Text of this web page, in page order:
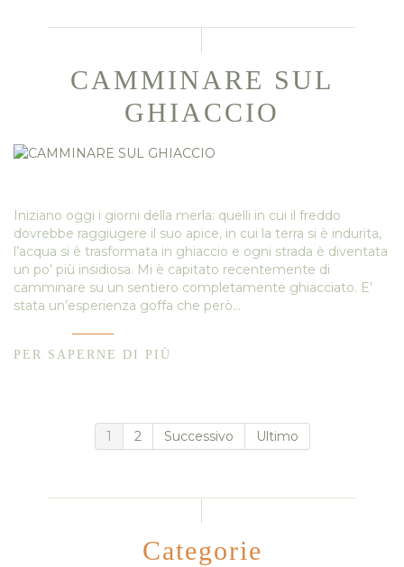
CAMMINARE SUL
GHIACCIO
Iniziano oggi i giorni della merla: quelli in cui il freddo
dovrebbe raggiugere il suo apice, in cui la terra si è indurita,
l’acqua si è trasformata in ghiaccio e ogni strada è diventata
un po’ più insidiosa. Mi è capitato recentemente di
camminare su un sentiero completamente ghiacciato. E’
stata un’esperienza goffa che però…
PER SAPERNE DI PIÙ
1 2 Successivo Ultimo
Categorie